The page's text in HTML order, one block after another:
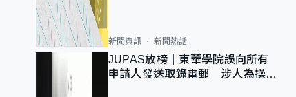
新聞資訊 新聞熱話
JUPAS放榜｜東華學院誤向所有
申請人發送取錄電郵 涉人為操作